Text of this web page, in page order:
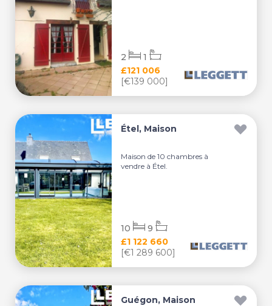
£121 006
[€139 000]
2 1
Étel, Maison
Maison de 10 chambres à
vendre à Étel.
£1 122 660
[€1 289 600]
10 9
Guégon, Maison